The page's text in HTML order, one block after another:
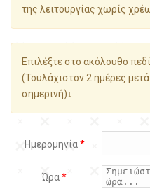
της λειτουργίας χωρίς
Επιλέξτε στο ακόλουθο
(Τουλάχιστον 2 ημέρες
σημερινή)↓
Ημερομηνία*
Ώρα*